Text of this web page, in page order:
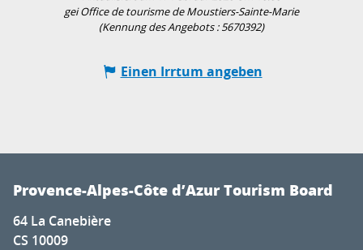
gei Office de tourisme de Moustiers-Sainte-Marie
(Kennung des Angebots :5670392)
Einen Irrtum angeben
Provence-Alpes-Côte d’Azur Tourism Board
64 La Canebière
CS 10009